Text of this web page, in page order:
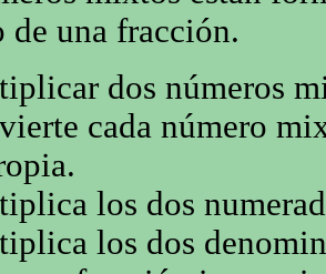
de una fracción.
dos números
cada número
los dos
los dos